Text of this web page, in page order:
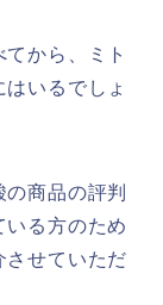
から、ミト
いるでしょ
商品の評判
る方のため
させていただ